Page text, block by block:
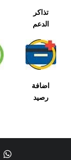
تذاكر
الدعم
اضافة
رصيد